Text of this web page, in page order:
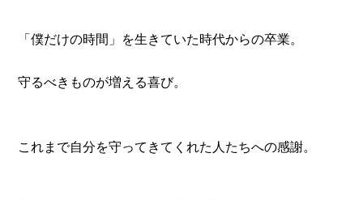
「僕だけの時間」を生きていた時代からの卒業。
守るべきものが増える喜び。
これまで自分を守ってきてくれた人たちへの感謝。